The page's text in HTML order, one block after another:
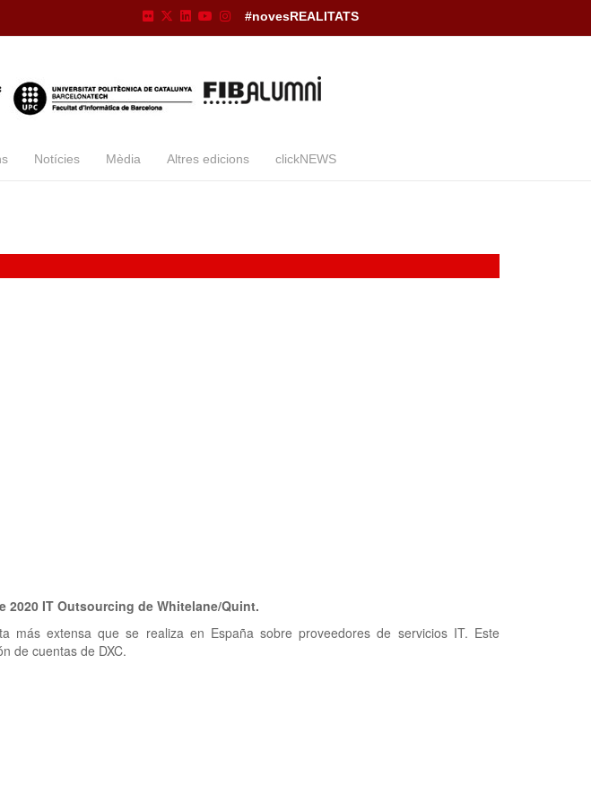
#novesREALITATS
Notícies Mèdia Altres edicions clickNEWS
IT Outsourcing de Whitelane/Quint.
extensa que se realiza en España sobre proveedores de servicios IT. Este
de cuentas de DXC.